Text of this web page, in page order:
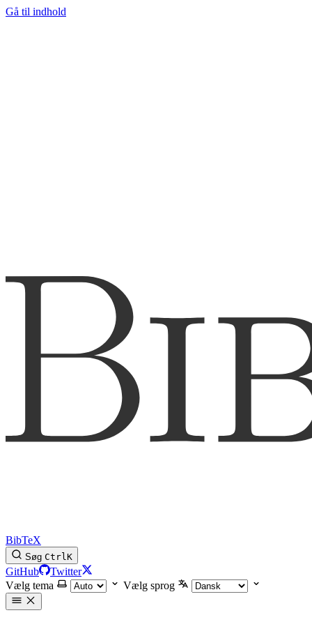
Gå til indhold
BibTeX
Søg CtrlK
GitHub
Twitter
Vælg tema
Vælg sprog